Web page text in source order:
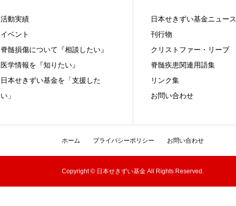
活動実績
イベント
脊髄損傷について『相談したい』
医学情報を『知りたい』
日本せきずい基金を「支援した
い」
日本せきずい基金ニュース
刊行物
クリストファー・リーブ
脊髄疾患関連用語集
リンク集
お問い合わせ
ホーム プライバシーポリシー お問い合わせ
Copyright © 日本せきずい基金 All Rights Reserved.